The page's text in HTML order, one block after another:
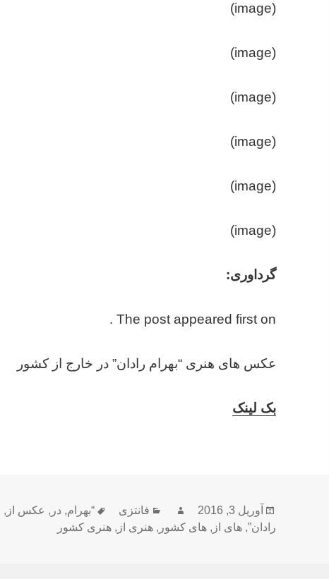
(image)
(image)
(image)
(image)
(image)
(image)
گرداوری:
The post appeared first on .
عکس های هنری “بهرام رادان” در خارج از کشور
بک لینک
ارسال
شده
آوریل 3, 2016 نویسندهدسته‌ها
فانتزی برچسب‌ها
“بهرام, در , عکس از ,
رادان”,های از ,های کشور ,هنری از ,هنری کشور